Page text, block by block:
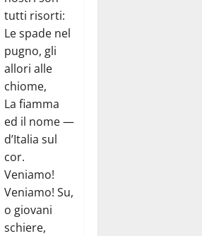
tutti risorti:
Le spade nel
pugno, gli
allori alle
chiome,
La fiamma
ed il nome —
d’Italia sul
cor.
Veniamo!
Veniamo! Su,
o giovani
schiere,